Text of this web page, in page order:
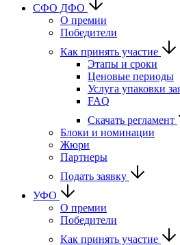
CФО ДФО
О премии
Победители
Как принять участие
Этапы и сроки
Ценовые периоды
Услуга упаковки
FAQ
Скачать регламент
Блоки и номинации
Жюри
Партнеры
Подать заявку
УФО
О премии
Победители
Как принять участие